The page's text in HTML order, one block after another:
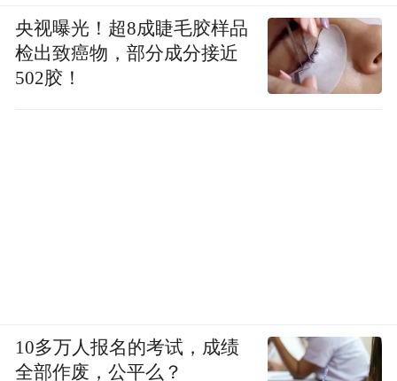
央视曝光！超8成睫毛胶样品
检出致癌物，部分成分接近
502胶！
10多万人报名的考试，成绩
全部作废，公平么？